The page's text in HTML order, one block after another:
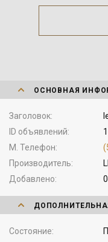
ОСНОВНАЯ
Заголовок
ID объявлений
М. Телефон
Производитель
Добавлено
Состояние